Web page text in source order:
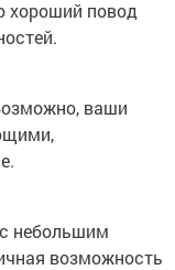
хороший повод
ваши
небольшим
возможность